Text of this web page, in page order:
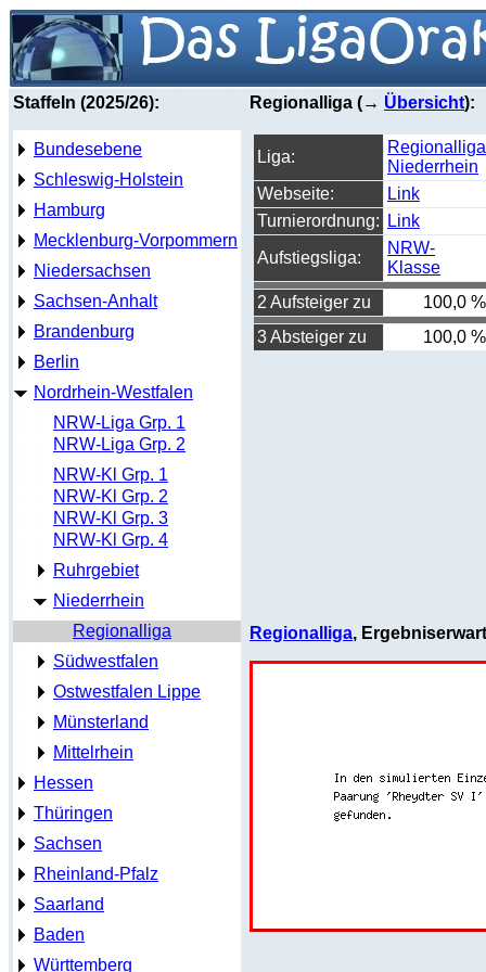
Staffeln (2025/26):
Bundesebene
Schleswig-Holstein
Hamburg
Mecklenburg-Vorpommern
Niedersachsen
Sachsen-Anhalt
Brandenburg
Berlin
Nordrhein-Westfalen
NRW-Liga Grp. 1
NRW-Liga Grp. 2
NRW-Kl Grp. 1
NRW-Kl Grp. 2
NRW-Kl Grp. 3
NRW-Kl Grp. 4
Ruhrgebiet
Niederrhein
Regionalliga
Südwestfalen
Ostwestfalen Lippe
Münsterland
Mittelrhein
Hessen
Thüringen
Sachsen
Rheinland-Pfalz
Saarland
Baden
Württemberg
Regionalliga (→ Übersicht):
Liga:
Regionalliga
Niederrhein
Webseite:
Link
Turnierordnung:
Link
Aufstiegsliga:
NRW-
Klasse
2 Aufsteiger zu
100,0 %
3 Absteiger zu
100,0 %
Regionalliga,